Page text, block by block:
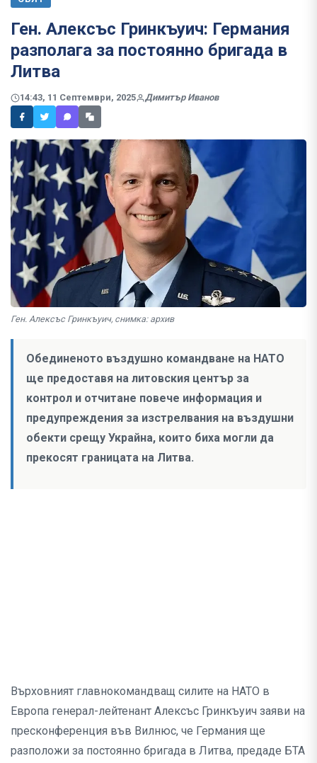
Ген. Алексъс Гринкъуич: Германия
разполага за постоянно бригада в
Литва
14:43, 11 Септември, 2025 Димитър Иванов
Ген. Алексъс Гринкъуич, снимка: архив
Обединеното въздушно командване на НАТО
ще предоставя на литовския център за
контрол и отчитане повече информация и
предупреждения за изстрелвания на въздушни
обекти срещу Украйна, които биха могли да
прекосят границата на Литва.
Върховният главнокомандващ силите на НАТО в
Европа генерал-лейтенант Алексъс Гринкъуич заяви на
пресконференция във Вилнюс, че Германия ще
разположи за постоянно бригада в Литва, предаде БТА